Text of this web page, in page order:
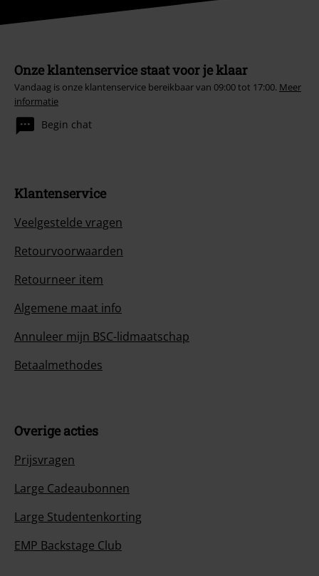
Onze klantenservice staat voor je klaar
Vandaag is onze klantenservice bereikbaar van 09:00 tot 17:00. Meer
informatie
Begin chat
Klantenservice
Veelgestelde vragen
Retourvoorwaarden
Retourneer item
Algemene maat info
Annuleer mijn BSC-lidmaatschap
Betaalmethodes
Overige acties
Prijsvragen
Large Cadeaubonnen
Large Studentenkorting
EMP Backstage Club